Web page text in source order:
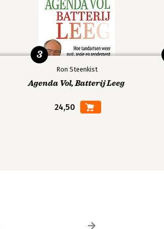
Ron Steenkist
Agenda Vol, Batterij Leeg
24,50
3